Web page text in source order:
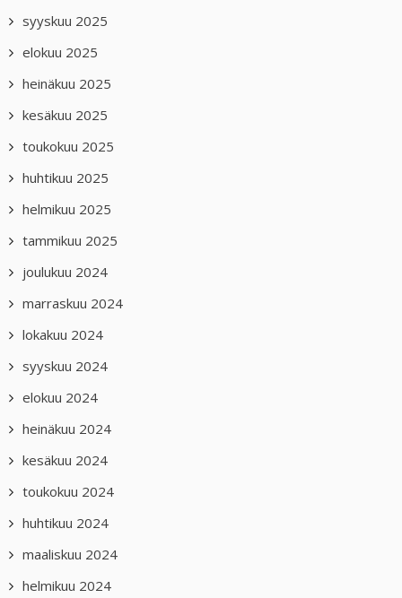
syyskuu 2025
elokuu 2025
heinäkuu 2025
kesäkuu 2025
toukokuu 2025
huhtikuu 2025
helmikuu 2025
tammikuu 2025
joulukuu 2024
marraskuu 2024
lokakuu 2024
syyskuu 2024
elokuu 2024
heinäkuu 2024
kesäkuu 2024
toukokuu 2024
huhtikuu 2024
maaliskuu 2024
helmikuu 2024